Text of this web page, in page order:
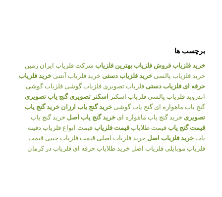
برچسب ها
خرید فلزیاب فروش فلزیاب بهترین فلزیاب شرکت فلزیاب ایران زمین
خرید فلزیاب پالسی خرید فلزیاب دستی خرید فلزیاب آنتنی خرید فلزیاب
حرفه ای فلزیاب دستی فلزیاب تصویری فلزیاب گوشی فلزیاب گوشی
اندروید فلزیاب پالسی فلزیاب اسکنر اسکنر تصویری گنج یاب تصویری
گنج یاب ماهواره ای گنج یاب گوشی خرید گنج یاب ارزان خرید گنج یاب
تصویری خرید گنج یاب ماهواره ای خرید گنج یاب اصل خرید گنج یاب
قیمت گنج یاب قیمت طلایاب قیمت فلزیاب قیمت انواع فلزیاب دفینه
یاب خرید فلزیاب اصل خرید فلزیاب اصلی قیمت فلزیاب جیبی قیمت
فلزیاب موبایلی فلزیاب اصل خرید طلایاب حرفه ای فلزیاب در کرمان